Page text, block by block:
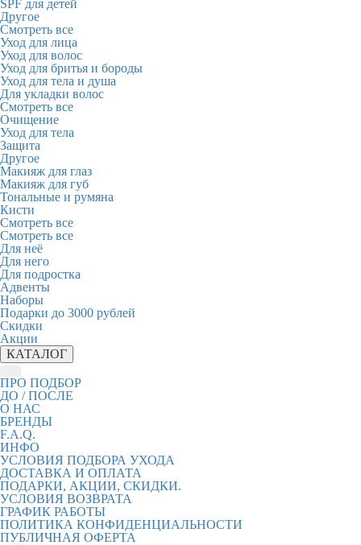
SPF для детей
Другое
Смотреть все
Уход для лица
Уход для волос
Уход для бритья и бороды
Уход для тела и душа
Для укладки волос
Смотреть все
Очищение
Уход для тела
Защита
Другое
Макияж для глаз
Макияж для губ
Тональные и румяна
Кисти
Смотреть все
Смотреть все
Для неё
Для него
Для подростка
Адвенты
Наборы
Подарки до 3000 рублей
Скидки
Акции
КАТАЛОГ
ПРО ПОДБОР
ДО / ПОСЛЕ
О НАС
БРЕНДЫ
F.A.Q.
ИНФО
УСЛОВИЯ ПОДБОРА УХОДА
ДОСТАВКА И ОПЛАТА
ПОДАРКИ, АКЦИИ, СКИДКИ.
УСЛОВИЯ ВОЗВРАТА
ГРАФИК РАБОТЫ
ПОЛИТИКА КОНФИДЕНЦИАЛЬНОСТИ
ПУБЛИЧНАЯ ОФЕРТА